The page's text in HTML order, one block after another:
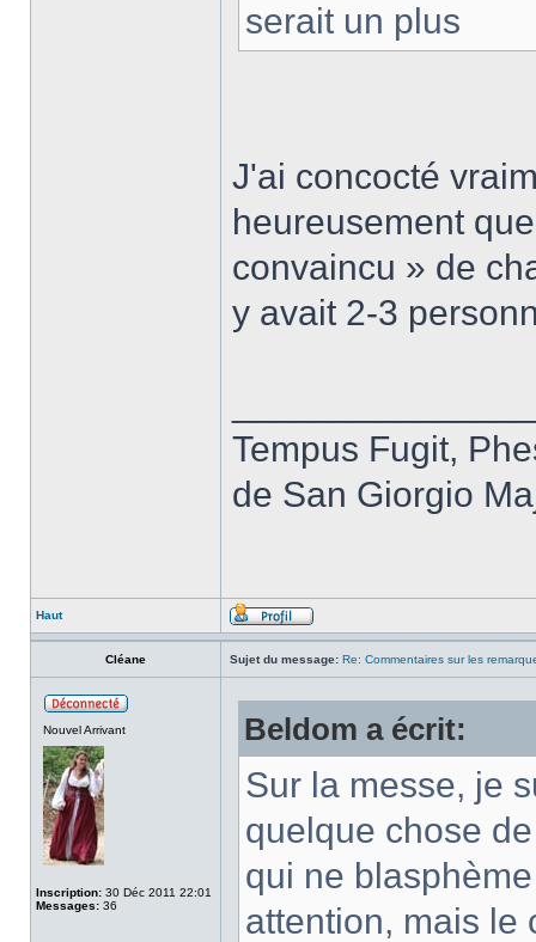
serait un plus
J'ai concocté
heureusement
convaincu » de
y avait 2-3
Tempus Fugit,
de San Giorgio
Haut
Cléane Sujet du message: Re: Commentaires sur les
Nouvel Arrivant
Inscription: 30 Déc 2011 22:01
Messages: 36
Beldom a écrit:
Sur la messe, je
quelque chose
qui ne
attention, mais le